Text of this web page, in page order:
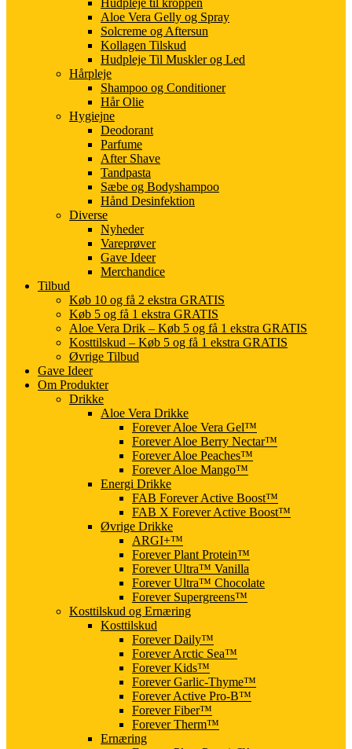
Hudpleje til kroppen
Aloe Vera Gelly og Spray
Solcreme og Aftersun
Kollagen Tilskud
Hudpleje Til Muskler og Led
Hårpleje
Shampoo og Conditioner
Hår Olie
Hygiejne
Deodorant
Parfume
After Shave
Tandpasta
Sæbe og Bodyshampoo
Hånd Desinfektion
Diverse
Nyheder
Vareprøver
Gave Ideer
Merchandice
Tilbud
Køb 10 og få 2 ekstra GRATIS
Køb 5 og få 1 ekstra GRATIS
Aloe Vera Drik – Køb 5 og få 1 ekstra GRATIS
Kosttilskud – Køb 5 og få 1 ekstra GRATIS
Øvrige Tilbud
Gave Ideer
Om Produkter
Drikke
Aloe Vera Drikke
Forever Aloe Vera Gel™
Forever Aloe Berry Nectar™
Forever Aloe Peaches™
Forever Aloe Mango™
Energi Drikke
FAB Forever Active Boost™
FAB X Forever Active Boost™
Øvrige Drikke
ARGI+™
Forever Plant Protein™
Forever Ultra™ Vanilla
Forever Ultra™ Chocolate
Forever Supergreens™
Kosttilskud og Ernæring
Kosttilskud
Forever Daily™
Forever Arctic Sea™
Forever Kids™
Forever Garlic-Thyme™
Forever Active Pro-B™
Forever Fiber™
Forever Therm™
Ernæring